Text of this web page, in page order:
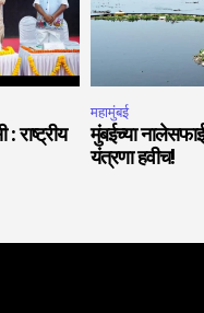
राष्ट्रीय
महामुंबई
मुंबईच्या
यंत्रणा हवीच!